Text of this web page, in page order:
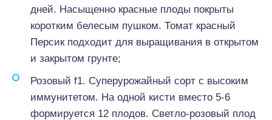
дней. Насыщенно красные плоды покрыты
коротким белесым пушком. Томат красный
Персик подходит для выращивания в открытом
и закрытом грунте;
Розовый f1. Суперурожайный сорт с высоким
иммунитетом. На одной кисти вместо 5-6
формируется 12 плодов. Светло-розовый плод